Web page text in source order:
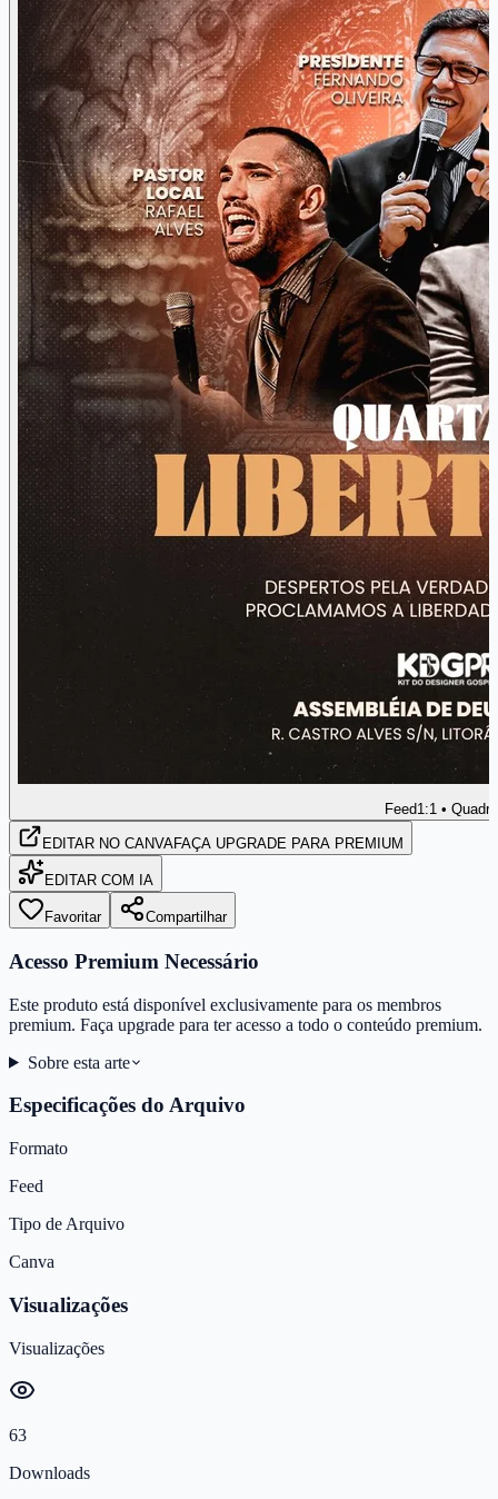
Feed1:1 •
EDITAR NO CANVAFAÇA UPGRADE PARA PREMIUM
EDITAR COM IA
Favoritar Compartilhar
Acesso Premium Necessário
Este produto está disponível exclusivamente para os membros
premium. Faça upgrade para ter acesso a todo o conteúdo premium.
Sobre esta arte
Especificações do Arquivo
Formato
Feed
Tipo de Arquivo
Canva
Visualizações
Visualizações
63
Downloads